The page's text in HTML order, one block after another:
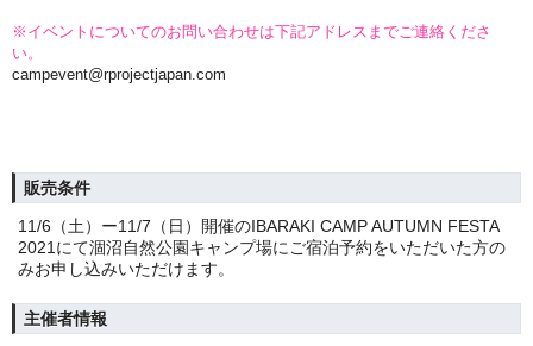
※イベントについてのお問い合わせは下記アドレスまでご連絡くださ
い。
campevent@rprojectjapan.com
販売条件
11/6（土）ー11/7（日）開催のIBARAKI CAMP AUTUMN FESTA
2021にて涸沼自然公園キャンプ場にご宿泊予約をいただいた方の
みお申し込みいただけます。
主催者情報